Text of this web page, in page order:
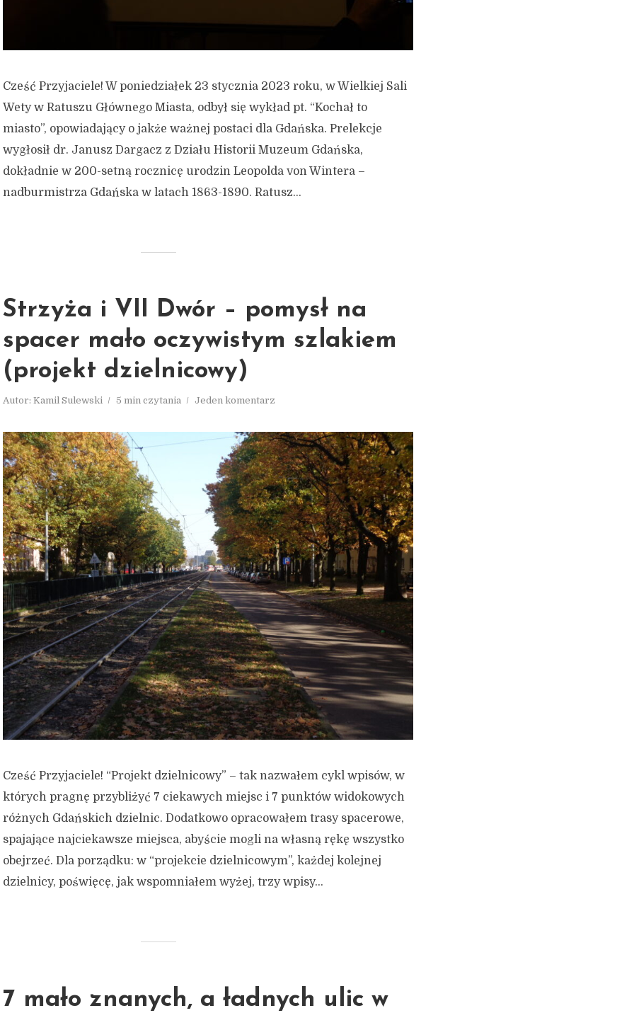
Cześć Przyjaciele! W poniedziałek 23 stycznia 2023 roku, w Wielkiej Sali
Wety w Ratuszu Głównego Miasta, odbył się wykład pt. “Kochał to
miasto”, opowiadający o jakże ważnej postaci dla Gdańska. Prelekcje
wygłosił dr. Janusz Dargacz z Działu Historii Muzeum Gdańska,
dokładnie w 200-setną rocznicę urodzin Leopolda von Wintera –
nadburmistrza Gdańska w latach 1863-1890. Ratusz...
Strzyża i VII Dwór – pomysł na
spacer mało oczywistym szlakiem
(projekt dzielnicowy)
Autor: Kamil Sulewski 5 min czytania Jeden komentarz
Cześć Przyjaciele! “Projekt dzielnicowy” – tak nazwałem cykl wpisów, w
których pragnę przybliżyć 7 ciekawych miejsc i 7 punktów widokowych
różnych Gdańskich dzielnic. Dodatkowo opracowałem trasy spacerowe,
spajające najciekawsze miejsca, abyście mogli na własną rękę wszystko
obejrzeć. Dla porządku: w “projekcie dzielnicowym”, każdej kolejnej
dzielnicy, poświęcę, jak wspomniałem wyżej, trzy wpisy...
7 mało znanych, a ładnych ulic w